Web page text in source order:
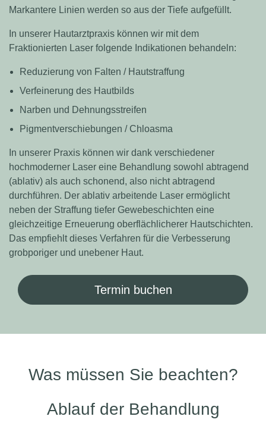
Markantere Linien werden so aus der Tiefe aufgefüllt.
In unserer Hautarztpraxis können wir mit dem
Fraktionierten Laser folgende Indikationen behandeln:
Reduzierung von Falten / Hautstraffung
Verfeinerung des Hautbilds
Narben und Dehnungsstreifen
Pigmentverschiebungen / Chloasma
In unserer Praxis können wir dank verschiedener
hochmoderner Laser eine Behandlung sowohl abtragend
(ablativ) als auch schonend, also nicht abtragend
durchführen. Der ablativ arbeitende Laser ermöglicht
neben der Straffung tiefer Gewebeschichten eine
gleichzeitige Erneuerung oberflächlicherer Hautschichten.
Das empfiehlt dieses Verfahren für die Verbesserung
grobporiger und unebener Haut.
Termin buchen
Was müssen Sie beachten?
Ablauf der Behandlung